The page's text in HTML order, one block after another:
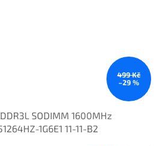
499 Kč
–29 %
SODIMM 1600MHz
1G6E1 11-11-B2